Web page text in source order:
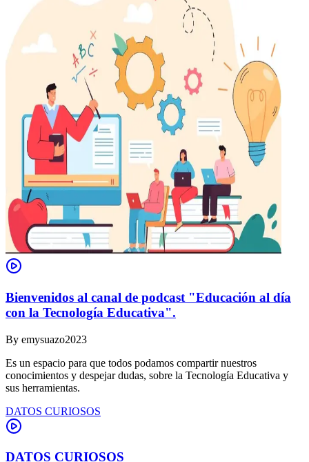
Bienvenidos al canal de podcast "Educación al día
con la Tecnología Educativa".
By emysuazo2023
Es un espacio para que todos podamos compartir nuestros
conocimientos y despejar dudas, sobre la Tecnología Educativa y
sus herramientas.
DATOS CURIOSOS
DATOS CURIOSOS